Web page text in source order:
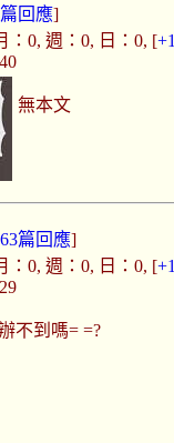
回應]
：0, 週：0, 日：0, [+1
無本文
篇回應]
：0, 週：0, 日：0, [+1
不到嗎= =?